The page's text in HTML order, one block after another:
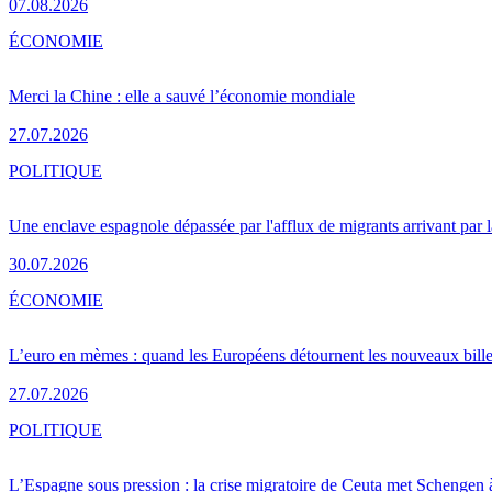
07.08.2026
Merci la Chine : elle a sauvé l’économie mondiale
27.07.2026
ÉCONOMIE
Une enclave espagnole dépassée par l'afflux de migrants arrivant par
30.07.2026
POLITIQUE
L’euro en mèmes : quand les Européens détournent les nouveaux
27.07.2026
ÉCONOMIE
L’Espagne sous pression : la crise migratoire de Ceuta met Schengen
POLITIQUE